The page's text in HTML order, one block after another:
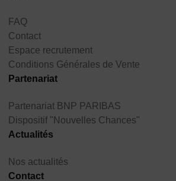
FAQ
Contact
Espace recrutement
Conditions Générales de Vente
Partenariat
Partenariat BNP PARIBAS
Dispositif "Nouvelles Chances"
Actualités
Nos actualités
Contact